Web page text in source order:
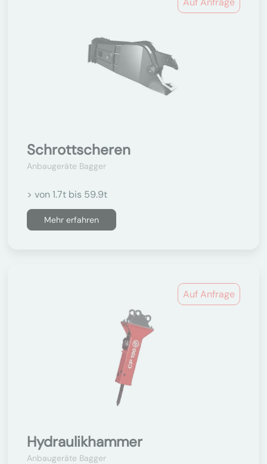
Schrottscheren
Anbaugeräte Bagger
> von 1.7t bis 59.9t
Mehr erfahren
Auf Anfrage
Hydraulikhammer
Anbaugeräte Bagger